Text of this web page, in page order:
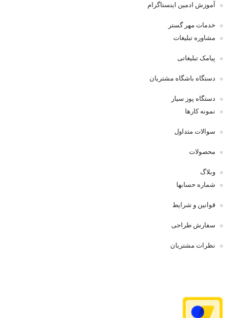
آموزش ادمین اینستاگرام
خدمات مهر گستر
مشاوره تبلیغات
پیامک تبلیغاتی
دستگاه باشگاه مشتریان
دستگاه پوز سیار
نمونه کارها
سوالات متداول
محصولات
وبلاگ
شماره حسابها
قوانین و شرایط
سفارش طراحی
نظرات مشتریان